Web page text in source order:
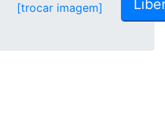
[trocar imagem]